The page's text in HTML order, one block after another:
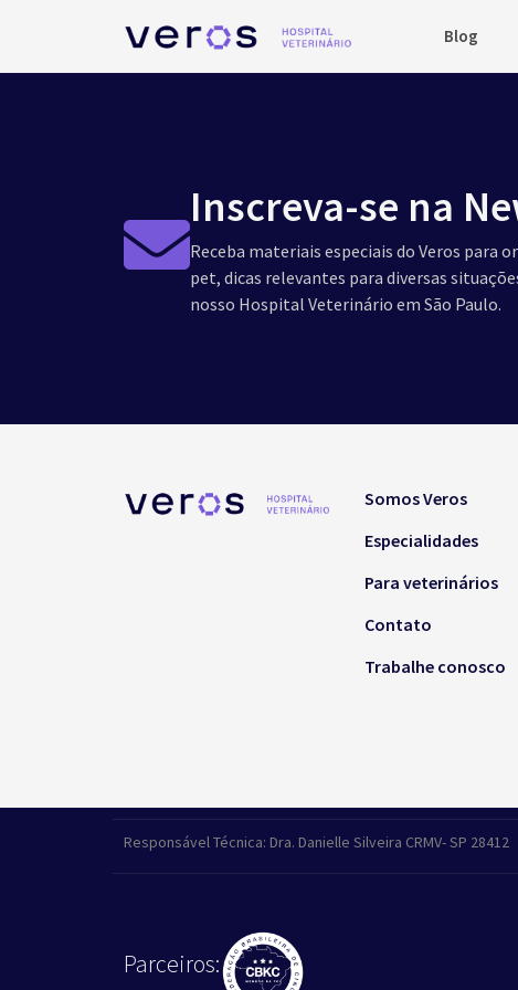
Blog
Inscreva-se na
Receba materiais especiais do Veros para
pet, dicas relevantes para diversas
nosso Hospital Veterinário em São Paulo.
Somos Veros
Especialidades
Para veterinários
Contato
Trabalhe conosco
Responsável Técnica: Dra. Danielle Silveira CRMV- SP 28412
Parceiros: